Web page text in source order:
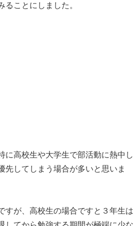
ことにしました。
に高校生や大学生で部活動に熱中し
先してしまう場合が多いと思いま
すが、高校生の場合ですと３年生は